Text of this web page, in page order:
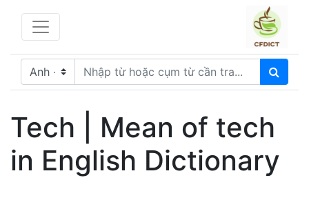
Tech | Mean of tech
in English Dictionary